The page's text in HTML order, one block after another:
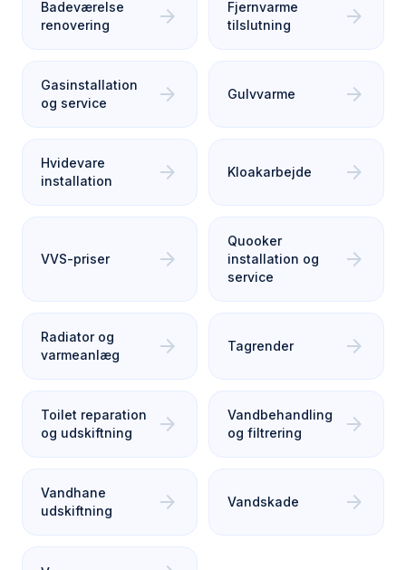
Badeværelse
renovering
arrow_forward
Fjernvarme
tilslutning
arrow_forward
Gasinstallation
og service
arrow_forward Gulvvarme arrow_forward
Hvidevare
installation
arrow_forward Kloakarbejde arrow_forward
VVS-priser arrow_forward
Quooker
installation og
service
arrow_forward
Radiator og
varmeanlæg
arrow_forward Tagrender arrow_forward
Toilet reparation
og udskiftning
arrow_forward
Vandbehandling
og filtrering
arrow_forward
Vandhane
udskiftning
arrow_forward Vandskade arrow_forward